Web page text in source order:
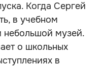
Когда Сергей
в учебном
музей.
о школьных
в